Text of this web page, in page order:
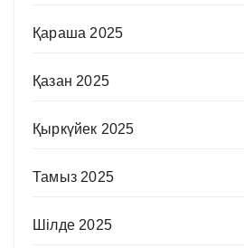
Қараша 2025
Қазан 2025
Қыркүйек 2025
Тамыз 2025
Шілде 2025